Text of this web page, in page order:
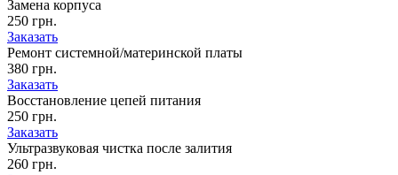
Замена корпуса
250 грн.
Заказать
Ремонт системной/материнской платы
380 грн.
Заказать
Восстановление цепей питания
250 грн.
Заказать
Ультразвуковая чистка после залития
260 грн.